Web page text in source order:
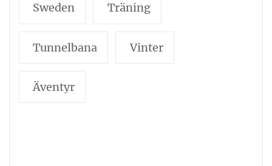
Sweden Träning
Tunnelbana Vinter
Äventyr